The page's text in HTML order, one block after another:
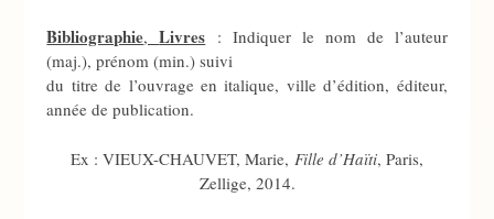
Bibliographie,Livres : Indiquer le nom de l’auteur
(maj.), prénom (min.) suivi
du titre de l’ouvrage en italique, ville d’édition, éditeur,
année de publication.
Ex : VIEUX-CHAUVET, Marie, Fille d’Haïti, Paris,
Zellige, 2014.